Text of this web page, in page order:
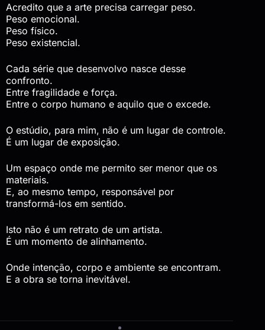
Acredito que a arte precisa carregar peso.
Peso emocional.
Peso físico.
Peso existencial.
Cada série que desenvolvo nasce desse
confronto.
Entre fragilidade e força.
Entre o corpo humano e aquilo que o excede.
O estúdio, para mim, não é um lugar de controle.
É um lugar de exposição.
Um espaço onde me permito ser menor que os
materiais.
E, ao mesmo tempo, responsável por
transformá-los em sentido.
Isto não é um retrato de um artista.
É um momento de alinhamento.
Onde intenção, corpo e ambiente se encontram.
E a obra se torna inevitável.